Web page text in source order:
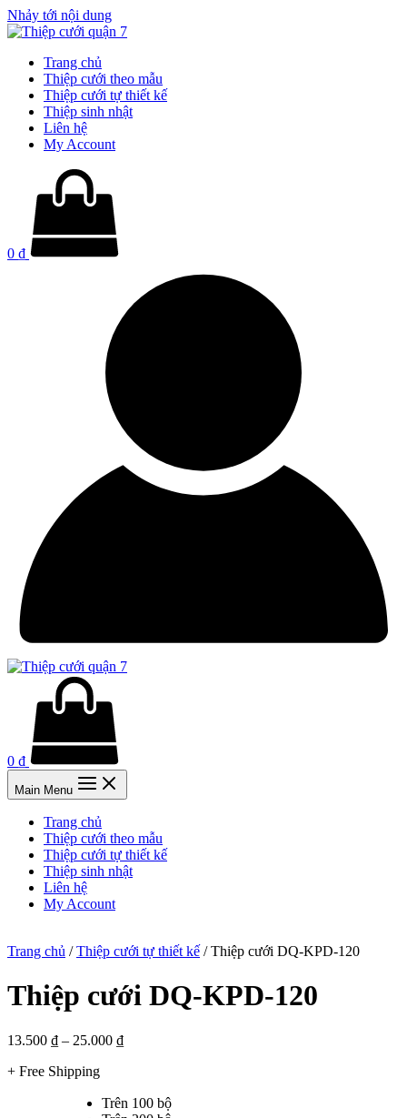
Nhảy tới nội dung
Trang chủ
Thiệp cưới theo mẫu
Thiệp cưới tự thiết kế
Thiệp sinh nhật
Liên hệ
My Account
0 ₫
0 ₫
Main Menu
Trang chủ
Thiệp cưới theo mẫu
Thiệp cưới tự thiết kế
Thiệp sinh nhật
Liên hệ
My Account
Trang chủ /Thiệp cưới tự thiết kế / Thiệp cưới DQ-KPD-120
Thiệp cưới DQ-KPD-120
13.500 ₫ – 25.000 ₫
+ Free Shipping
Trên 100 bộ